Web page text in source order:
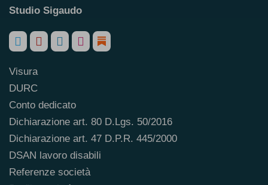
Studio Sigaudo
Visura
DURC
Conto dedicato
Dichiarazione art. 80 D.Lgs. 50/2016
Dichiarazione art. 47 D.P.R. 445/2000
DSAN lavoro disabili
Referenze società